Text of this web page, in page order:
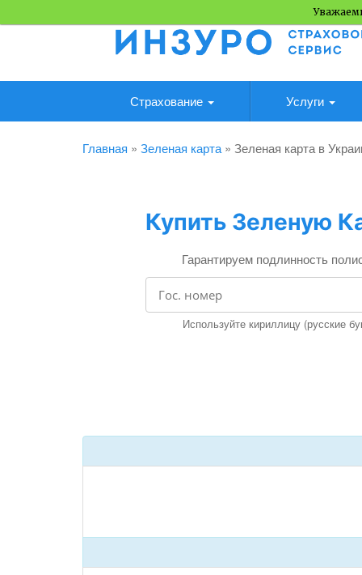
Страхование Услуги
Главная » Зеленая карта » Зеленая карта в
Купить Зеленую
Гарантируем подлинность
Используйте кириллицу (русские